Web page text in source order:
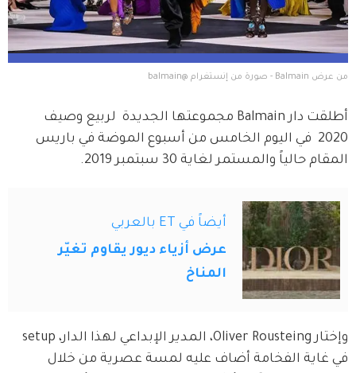
من عرض Balmain - صورة من إنستغرام @balmain
أطلقت دار Balmain مجموعتها الجديدة  لربيع وصيف
2020  في اليوم الخامس من أسبوع الموضة في باريس
المقام حالياً والمستمر لغاية 30 سبتمبر 2019.
أيضاً في ET بالعربي
عرض أزياء ديور يقاوم تغيّر
المناخ
في غاية الفخامة أضاف عليه لمسة عصرية من خلال